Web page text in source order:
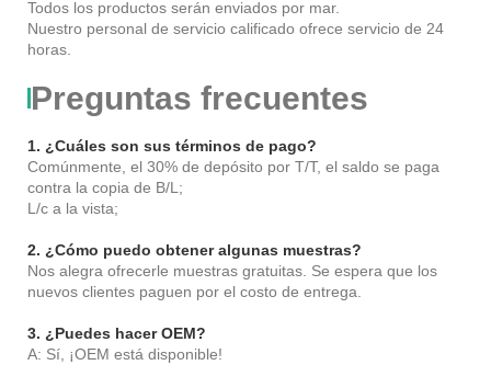
Todos los productos serán enviados por mar.
Nuestro personal de servicio calificado ofrece servicio de 24
horas.
Preguntas frecuentes
1. ¿Cuáles son sus términos de pago?
Comúnmente, el 30% de depósito por T/T, el saldo se paga
contra la copia de B/L;
L/c a la vista;
2. ¿Cómo puedo obtener algunas muestras?
Nos alegra ofrecerle muestras gratuitas. Se espera que los
nuevos clientes paguen por el costo de entrega.
3. ¿Puedes hacer OEM?
A: Sí, ¡OEM está disponible!